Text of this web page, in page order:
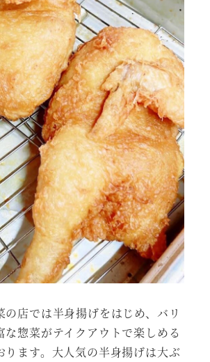
の店では半身揚げをはじめ、バリ
な惣菜がテイクアウトで楽しめる
ります。大人気の半身揚げは大ぶ